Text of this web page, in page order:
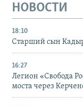
НОВОСТИ
18:10
Старший сын
16:27
Легион «Свобода
моста через